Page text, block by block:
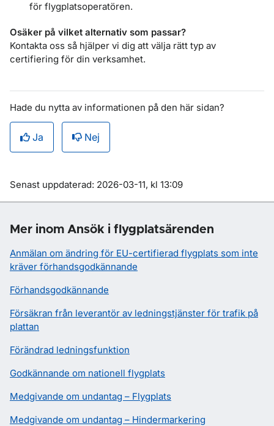
för flygplatsoperatören.
Osäker på vilket alternativ som passar?
Kontakta oss så hjälper vi dig att välja rätt typ av
certifiering för din verksamhet.
Hade du nytta av informationen på den här sidan?
Ja Nej
Om sidan
Senast uppdaterad: 2026-03-11, kl 13:09
Mer inom Ansök i flygplatsärenden
Anmälan om ändring för EU-certifierad flygplats som inte
kräver förhandsgodkännande
Förhandsgodkännande
Försäkran från leverantör av ledningstjänster för trafik på
plattan
Förändrad ledningsfunktion
Godkännande om nationell flygplats
Medgivande om undantag – Flygplats
Medgivande om undantag – Hindermarkering